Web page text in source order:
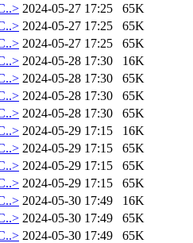
2024-05-27 17:25
65K
2024-05-27 17:25
65K
2024-05-27 17:25
65K
2024-05-28 17:30
16K
2024-05-28 17:30
65K
2024-05-28 17:30
65K
2024-05-28 17:30
65K
2024-05-29 17:15
16K
2024-05-29 17:15
65K
2024-05-29 17:15
65K
2024-05-29 17:15
65K
2024-05-30 17:49
16K
2024-05-30 17:49
65K
2024-05-30 17:49
65K